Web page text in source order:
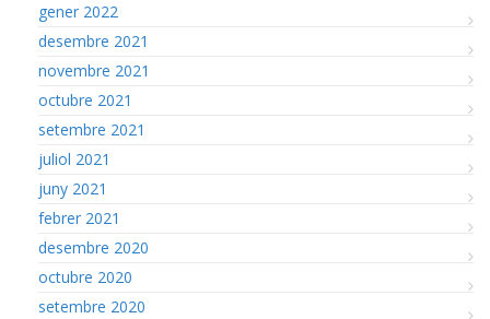
gener 2022
desembre 2021
novembre 2021
octubre 2021
setembre 2021
juliol 2021
juny 2021
febrer 2021
desembre 2020
octubre 2020
setembre 2020